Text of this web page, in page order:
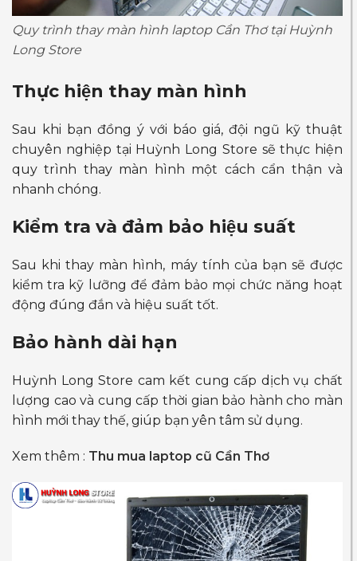
Quy trình thay màn hình laptop Cần Thơ tại Huỳnh
Long Store
Thực hiện thay màn hình
Sau khi bạn đồng ý với báo giá, đội ngũ kỹ thuật
chuyên nghiệp tại Huỳnh Long Store sẽ thực hiện
quy trình thay màn hình một cách cẩn thận và
nhanh chóng.
Kiểm tra và đảm bảo hiệu suất
Sau khi thay màn hình, máy tính của bạn sẽ được
kiểm tra kỹ lưỡng để đảm bảo mọi chức năng hoạt
động đúng đắn và hiệu suất tốt.
Bảo hành dài hạn
Huỳnh Long Store cam kết cung cấp dịch vụ chất
lượng cao và cung cấp thời gian bảo hành cho màn
hình mới thay thế, giúp bạn yên tâm sử dụng.
Xem thêm : Thu mua laptop cũ Cần Thơ